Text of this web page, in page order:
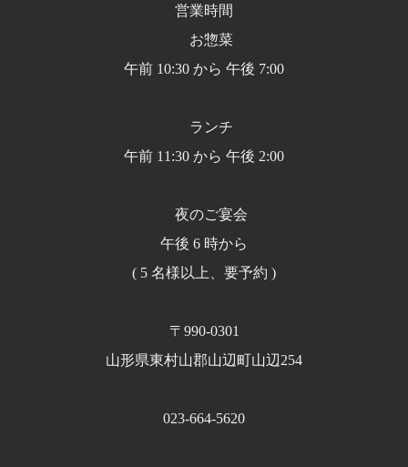
営業時間
お惣菜
午前 10:30 から 午後 7:00
ランチ
午前 11:30 から 午後 2:00
夜のご宴会
午後 6 時から
( 5 名様以上、要予約 )
〒990-0301
山形県東村山郡山辺町山辺254
023-664-5620